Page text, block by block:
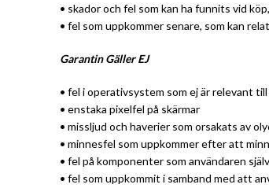
• skador och fel som kan ha funnits vid
• fel som uppkommer senare, som kan
Garantin Gäller EJ
• fel i operativsystem som ej är relevant
• enstaka pixelfel på skärmar
• missljud och haverier som orsakats av
• minnesfel som uppkommer efter att
• fel på komponenter som användaren
• fel som uppkommit i samband med att